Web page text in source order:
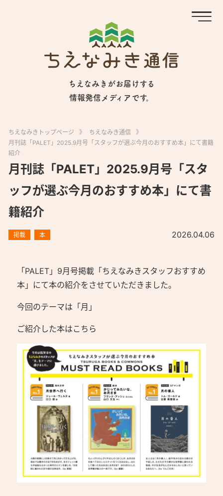
ちえなみきがお届けする
情報発信メディアです。
ちえなみきトップページ 》 ちえなみき通信
》
月刊誌「PALET」2025.9月号「スタッフが選ぶ今月のおすすめ本」にて書籍
紹介
月刊誌「PALET」2025.9月号「スタ
ッフが選ぶ今月のおすすめ本」にて書
籍紹介
掲載 本 2026.04.06
「PALET」9月号掲載 「ちえなみきスタッフおすすめ
本」にて本の紹介をさせていただきました。
今回のテーマは「月」
ご紹介した本はこちら